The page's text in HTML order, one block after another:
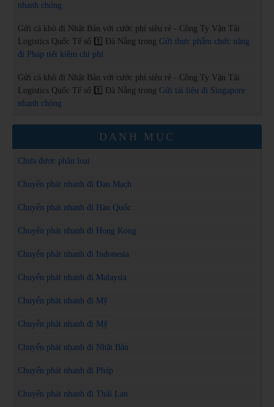
nhanh chóng
Gửi cá khô đi Nhật Bản với cước phí siêu rẻ - Công Ty Vận Tải
Logistics Quốc Tế số 1️⃣ Đà Nẵng trong Gửi thực phẩm chức năng
đi Pháp tiết kiệm chi phí
Gửi cá khô đi Nhật Bản với cước phí siêu rẻ - Công Ty Vận Tải
Logistics Quốc Tế số 1️⃣ Đà Nẵng trong Gửi tài liệu đi Singapore
nhanh chóng
DANH MỤC
Chưa được phân loại
Chuyển phát nhanh đi Đan Mạch
Chuyển phát nhanh đi Hàn Quốc
Chuyển phát nhanh đi Hong Kong
Chuyển phát nhanh đi Indonesia
Chuyển phát nhanh đi Malaysia
Chuyển phát nhanh đi Mỹ
Chuyển phát nhanh đi Mỹ
Chuyển phát nhanh đi Nhật Bản
Chuyển phát nhanh đi Pháp
Chuyển phát nhanh đi Thái Lan